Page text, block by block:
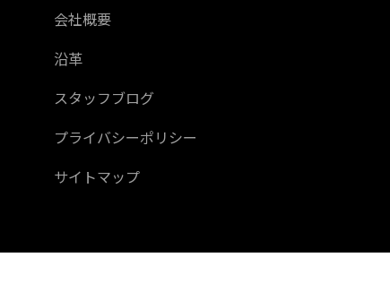
会社概要
沿革
スタッフブログ
プライバシーポリシー
サイトマップ